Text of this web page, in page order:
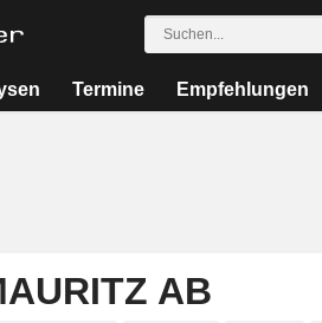
Termine Empfehlungen
AB